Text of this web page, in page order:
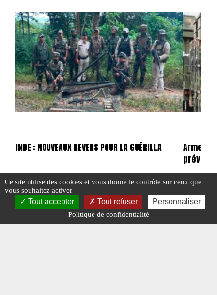
INDE : NOUVEAUX REVERS POUR LA GUÉRILLA
#ACTU POINTS CHAUDS #INDE #N°476
Armes
prévu ?
#CHINE
#N°455
Ce site utilise des cookies et vous donne le contrôle sur ceux que
vous souhaitez activer
Tout accepter Tout refuser Personnaliser
Politique de confidentialité